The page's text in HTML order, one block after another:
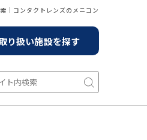
│コンタクトレンズのメニコン
り扱い施設を探す